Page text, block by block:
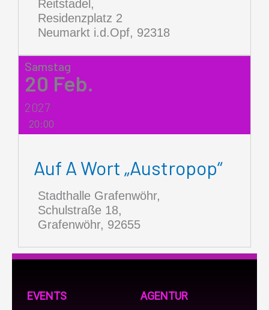
Reitstadel,
Residenzplatz 2
Neumarkt i.d.Opf, 92318
Samstag
20 Feb.
2027
20:00
Auf A Wort „Austropop“
Stadthalle Grafenwöhr,
Schulstraße 18,
Grafenwöhr, 92655
EVENTS AGENTUR